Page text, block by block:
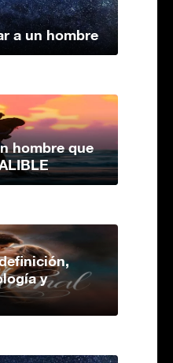
a un hombre
hombre que
y